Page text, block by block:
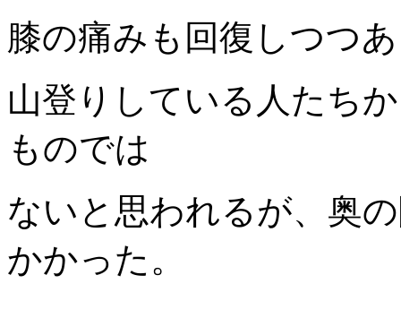
膝の痛みも回復しつつ
山登りしている人たち
ものでは
ないと思われるが、奥
かかった。